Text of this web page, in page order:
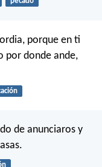
porque en ti
por donde ande,
de anunciaros y